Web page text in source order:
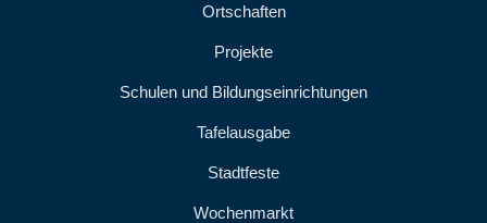
Ortschaften
Projekte
Schulen und Bildungseinrichtungen
Tafelausgabe
Stadtfeste
Wochenmarkt